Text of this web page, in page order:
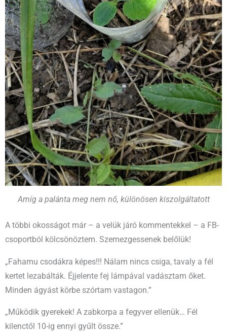
Amíg a palánta meg nem nő, különösen kiszolgáltatott
A többi okosságot már – a velük járó kommentekkel – a FB-
csoportból kölcsönöztem. Szemezgessenek belőlük!
„Fahamu csodákra képes!!! Nálam nincs csiga, tavaly a fél
kertet lezabálták. Éjjelente fej lámpával vadásztam őket.
Minden ágyást körbe szórtam vastagon.”
„Működik gyerekek! A zabkorpa a fegyver ellenük… Fél
kilenctől 10-ig ennyi gyűlt össze.”